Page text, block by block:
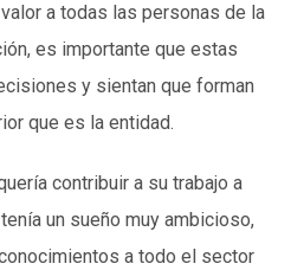
valor a todas las personas de la
es importante que estas
y sientan que forman
que es la entidad.
contribuir a su trabajo a
un sueño muy ambicioso,
a todo el sector